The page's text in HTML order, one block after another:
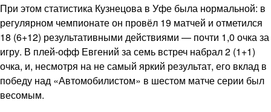
При этом статистика Кузнецова в Уфе была нормальной: в
регулярном чемпионате он провёл 19 матчей и отметился
18 (6+12) результативными действиями — почти 1,0 очка за
игру. В плей-офф Евгений за семь встреч набрал 2 (1+1)
очка, и, несмотря на не самый яркий результат, его вклад в
победу над «Автомобилистом» в шестом матче серии был
весомым.